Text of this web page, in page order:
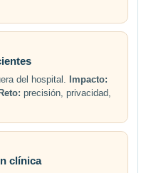
del hospital.
Impacto:
Reto: precisión, privacidad,
clínica